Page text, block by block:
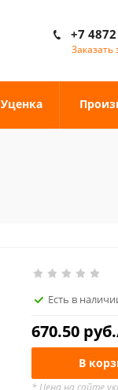
+7
Заказать
Уценка
Есть в
670.50 руб.
В
* Цена на сайте